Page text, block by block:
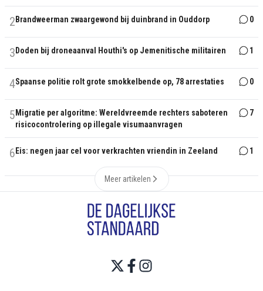
2 Brandweerman zwaargewond bij duinbrand in Ouddorp 0
3 Doden bij droneaanval Houthi's op Jemenitische militairen 1
4Spaanse politie rolt grote smokkelbende op, 78 arrestaties 0
5 Migratie per algoritme: Wereldvreemde rechters saboteren
risicocontrolering op illegale visumaanvragen
7
6 Eis: negen jaar cel voor verkrachten vriendin in Zeeland 1
Meer artikelen